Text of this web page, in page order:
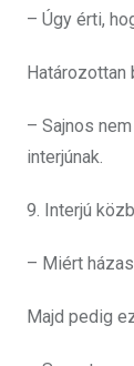
– Úgy érti,
Határozottan
– Sajnos
interjúnak.
9. Interjú
– Miért
Majd pedig